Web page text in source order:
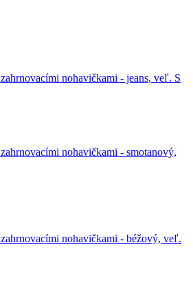
nohavičkami - jeans, veľ. S
nohavičkami - smotanový,
nohavičkami - béžový, veľ.